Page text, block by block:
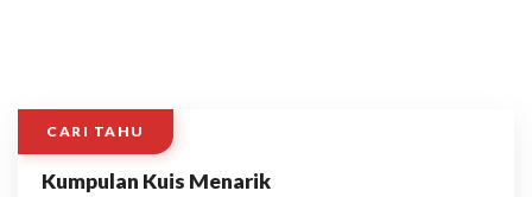
CARI TAHU
Kumpulan Kuis Menarik